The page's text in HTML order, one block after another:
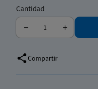
Cantidad
shareCompartir